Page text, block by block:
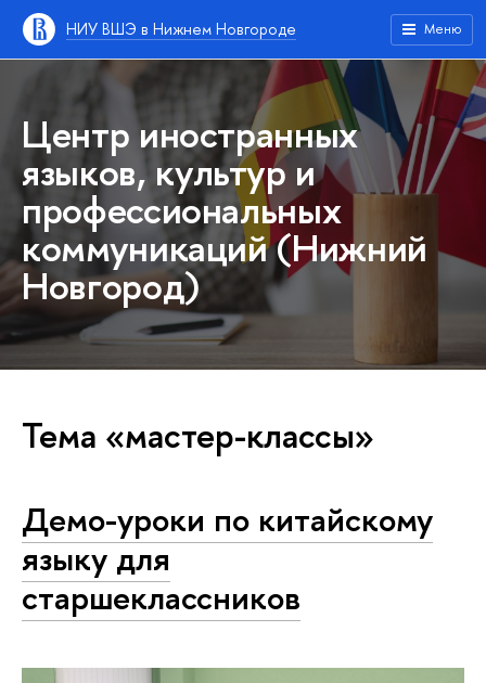
НИУ ВШЭ в Нижнем Новгороде Меню
Центр иностранных
языков, культур и
профессиональных
коммуникаций (Нижний
Новгород)
Тема «мастер-классы»
Демо-уроки по китайскому
языку для
старшеклассников